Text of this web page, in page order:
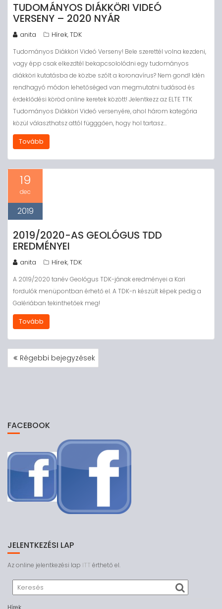
TUDOMÁNYOS DIÁKKÖRI VIDEÓ
VERSENY – 2020 NYÁR
anita Hírek,TDK
Tudományos Diákköri Videó Verseny! Bele szerettél volna kezdeni,
vagy épp csak elkezdtél bekapcsololódni egy tudományos
diákköri kutatásba de közbe szólt a koronavírus? Nem gond! Idén
rendhagyó módon lehetőséged van megmutatni tudásod és
érdeklődési köröd online keretek között! Jelentkezz az ELTE TTK
Tudományos Diákköri Videó versenyére, ahol három kategória
közül választhatsz attól függgően, hogy hol tartasz…
Tovább
19
dec
2019
2019/2020-AS GEOLÓGUS TDD
EREDMÉNYEI
anita Hírek,TDK
A 2019/2020 tanév Geológus TDK-jának eredményei a Kari
fordulók menüpontban érhető el. A TDK-n készült képek pedig a
Galériában tekinthetőek meg!
Tovább
BEJEGYZÉS
NAVIGÁCIÓ
Régebbi bejegyzések
FACEBOOK
JELENTKEZÉSI LAP
Az online jelentkezési lap ITT érthető el.
Hírek